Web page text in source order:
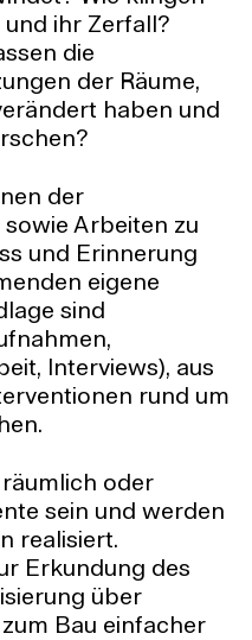
ihr Zerfall?
die
der Räume,
haben und
der
Arbeiten zu
und Erinnerung
eigene
sind
Interviews), aus
rund um
oder
sein und werden
realisiert.
Erkundung des
über
Bau einfacher